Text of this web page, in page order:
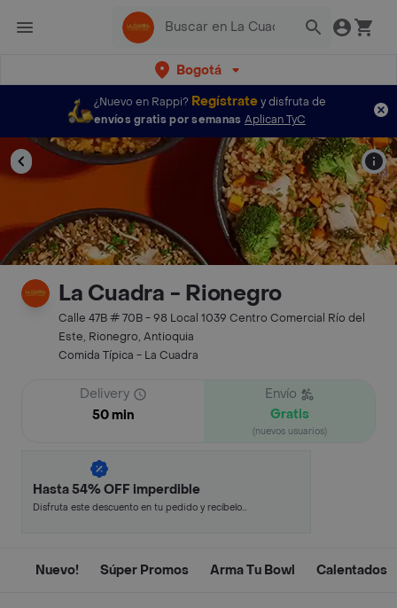
Bogotá
¿Nuevo en Rappi? Regístratey disfruta de
envíos gratis por semanas Aplican TyC
La Cuadra - Rionegro
Calle 47B # 70B - 98 Local 1039 Centro Comercial Río del
Este, Rionegro, Antioquia
Comida Típica - La Cuadra
Delivery
50 min
Envío
Gratis
(nuevos usuarios)
Hasta 54% OFF imperdible
Disfruta este descuento en tu pedido y recíbelo
Nuevo! Súper Promos Arma Tu Bowl Calentados